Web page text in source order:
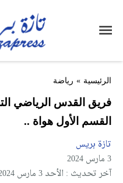
الرئيسية » رياضة
فريق القدس الرياضي
القسم الأول هواة ..
تازة بريس
3 مارس 2024
آخر تحديث : الأحد 3 مارس 2024 - 4:35 مساءً